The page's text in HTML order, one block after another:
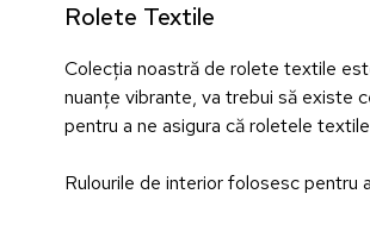
Rolete Textile
Colecția noastră de rolete textile
nuanțe vibrante, va trebui să existe
pentru a ne asigura că roletele
Rulourile de interior folosesc pentru